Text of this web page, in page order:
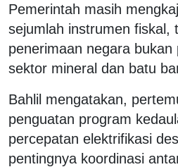
Pemerintah masih
sejumlah instrumen fiskal,
penerimaan negara bukan
sektor mineral dan batu
Bahlil mengatakan,
penguatan program
percepatan elektrifikasi
pentingnya koordinasi